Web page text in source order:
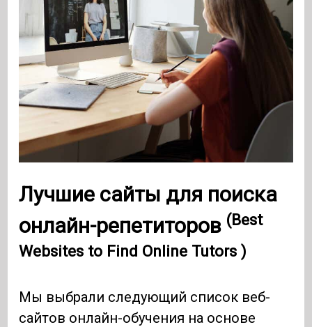
Лучшие сайты для поиска
онлайн-репетиторов (Best
Websites to Find Online Tutors )
Мы выбрали следующий список веб-
сайтов онлайн-обучения на основе